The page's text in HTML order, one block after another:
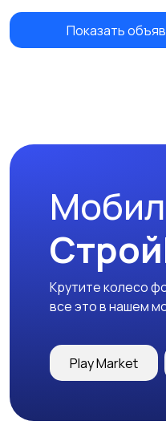
Показать
Крутите колесо
все это в нашем
Play Market